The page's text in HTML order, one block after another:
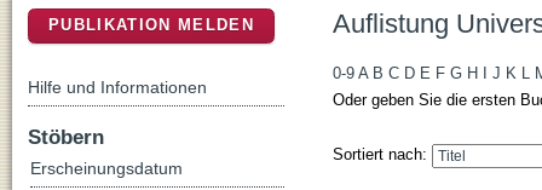
Auflistung
0-9 A B C D E F G H J K L
Oder geben Sie die ersten
Sortiert nach:
PUBLIKATION MELDEN
Hilfe und Informationen
Stöbern
Erscheinungsdatum